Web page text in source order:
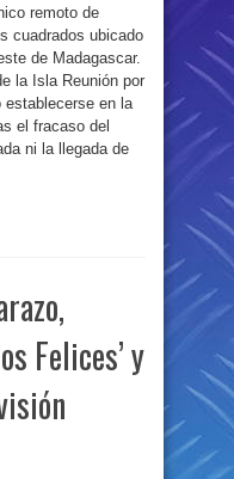
remoto de
cuadrados ubicado
de Madagascar.
la Isla Reunión por
establecerse en la
el fracaso del
ni la llegada de
Felices’ y